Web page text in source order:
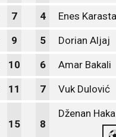
7 4 Enes
9 5 Dorian Aljaj
10 6 Amar Bakali
11 7 Vuk Dulović
15 8
Dženan